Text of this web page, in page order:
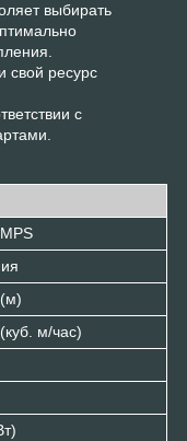
выбирать
свой ресурс
с
м/час)